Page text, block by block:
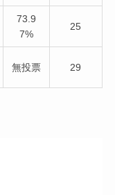
73.9
7%
25
無投票 29